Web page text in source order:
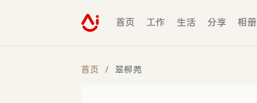
首页 工作 生活 分享 相册
首页 翠柳苑